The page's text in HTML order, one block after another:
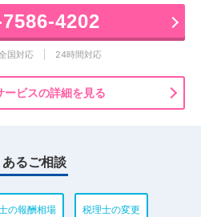
4202
国対応 24時間対応
ービスの詳細を見る
あるご相談
の報酬相場 税理士の変更